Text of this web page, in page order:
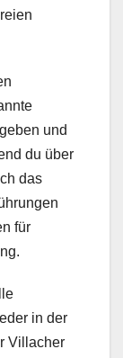
und
du über
das
für
in der
Villacher